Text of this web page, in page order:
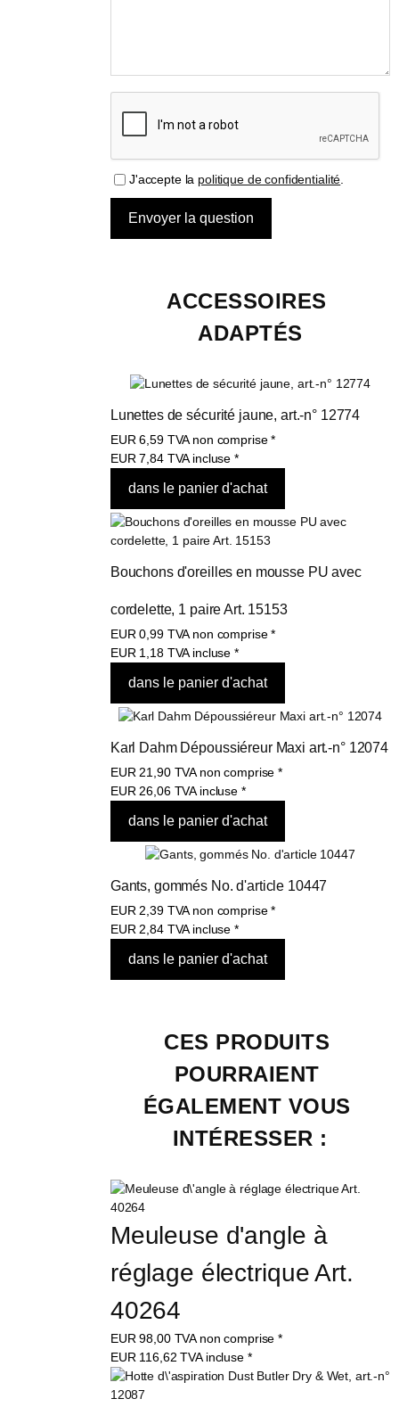
J'accepte la politique de confidentialité
ACCESSOIRES
ADAPTÉS
Lunettes de sécurité jaune, art.-n° 12774
EUR6,59 TVA non comprise *
EUR7,84 TVA incluse *
Bouchons d'oreilles en mousse PU avec
cordelette, 1 paire Art. 15153
EUR0,99 TVA non comprise *
EUR 1,18 TVA incluse *
Karl Dahm Dépoussiéreur Maxi art.-n° 12074
EUR 21,90 TVA non comprise *
EUR 26,06 TVA incluse *
Gants, gommés No. d'article 10447
EUR 2,39 TVA non comprise *
EUR 2,84 TVA incluse *
CES PRODUITS
POURRAIENT
ÉGALEMENT VOUS
INTÉRESSER :
Meuleuse d'angle à
réglage électrique Art.
40264
EUR98,00 TVA non comprise *
EUR 116,62TVA incluse *